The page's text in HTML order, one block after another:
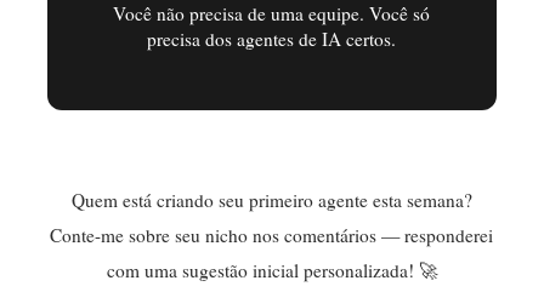
Você não precisa de uma equipe. Você só
precisa dos agentes de IA certos.
Quem está criando seu primeiro agente esta semana?
Conte-me sobre seu nicho nos comentários — responderei
com uma sugestão inicial personalizada! 🚀